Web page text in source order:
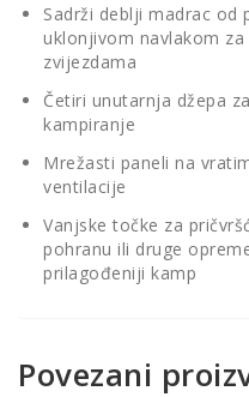
Sadrži deblji madrac od
uklonjivom navlakom
zvijezdama
Četiri unutarnja džepa
kampiranje
Mrežasti paneli na
ventilacije
Vanjske točke za
pohranu ili druge
prilagođeniji kamp
Povezani